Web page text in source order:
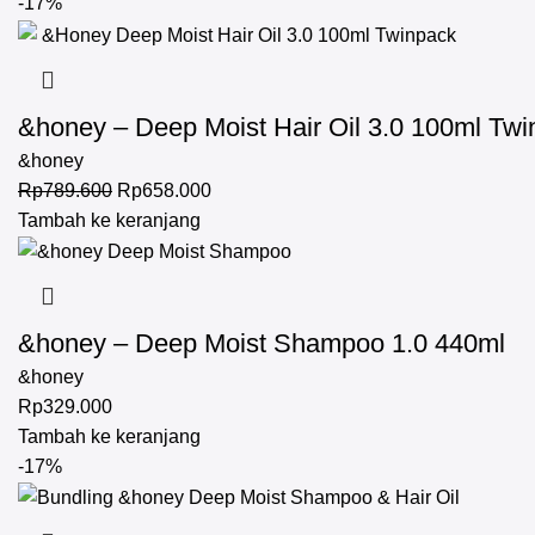
&honey – Deep Moist Hair Oil 3.0 100ml
&honey
Rp789.600 Rp658.000
Tambah ke keranjang
&honey – Deep Moist Shampoo 1.0 440ml
&honey
Rp329.000
Tambah ke keranjang
-17%